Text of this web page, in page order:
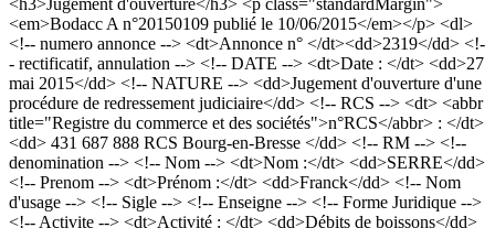
<em>Bodacc A n°20150109 publié le 10/06/2015</em></p> <dl>
<!-- numero annonce --> <dt>Annonce n° </dt><dd>2319</dd> <!-
- rectificatif, annulation --> <!-- DATE --> <dt>Date : </dt> <dd>27
mai 2015</dd> <!-- NATURE --> <dd>Jugement d'ouverture d'une
procédure de redressement judiciaire</dd> <!-- RCS --> <dt> <abbr
title="Registre du commerce et des sociétés">n°RCS</abbr> : </dt>
<dd> 431 687 888 RCS Bourg-en-Bresse </dd> <!-- RM --> <!--
denomination --> <!-- Nom --> <dt>Nom :</dt> <dd>SERRE</dd>
<!-- Prenom --> <dt>Prénom :</dt> <dd>Franck</dd> <!-- Nom
d'usage --> <!-- Sigle --> <!-- Enseigne --> <!-- Forme Juridique -->
<!-- Activite --> <dt>Activité : </dt> <dd>Débits de boissons</dd>